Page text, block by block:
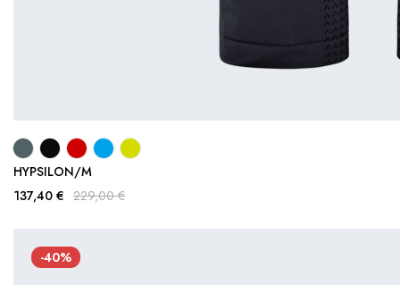
HYPSILON/M
137,40 € 229,00 €
-40%